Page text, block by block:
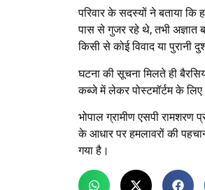
परिवार के सदस्यों ने बताया
पास से गुजर रहे थे, तभी अज्ञात
किसी से कोई विवाद या पुरानी
घटना की सूचना मिलते ही
कब्जे में लेकर पोस्टमॉर्टम के
भोपाल ग्रामीण एसपी
के आधार पर हमलावरों की
गया है।